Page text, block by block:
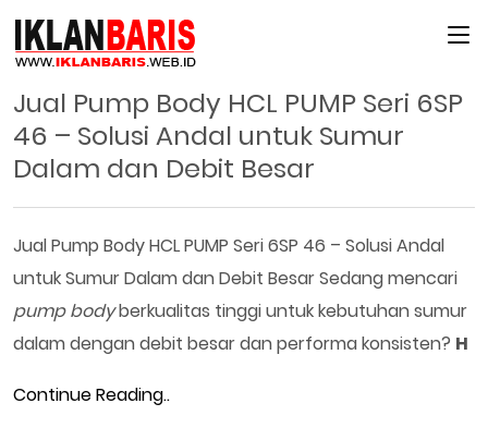
Main Menu
Jual Pump Body HCL PUMP Seri 6SP
46 – Solusi Andal untuk Sumur
Dalam dan Debit Besar
Jual Pump Body HCL PUMP Seri 6SP 46 – Solusi Andal
untuk Sumur Dalam dan Debit Besar Sedang mencari
pump bodyberkualitas tinggi untuk kebutuhan sumur
dalam dengan debit besar dan performa konsisten? H
Continue Reading..